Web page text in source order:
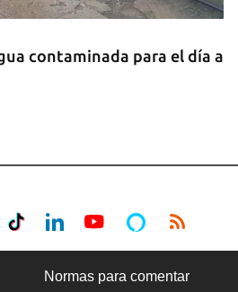
contaminada para el día a
Normas para comentar